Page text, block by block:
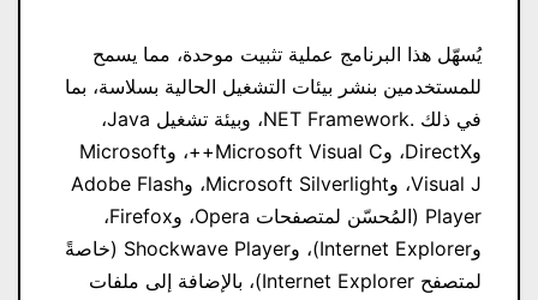
يُسهّل هذا البرنامج عملية تثبيت موحدة، مما يسمح
للمستخدمين بنشر بيئات التشغيل الحالية بسلاسة، بما
في ذلك .NET Framework، وبيئة تشغيل Java،
وDirectX، وMicrosoft Visual C++، وMicrosoft
Visual J، وMicrosoft Silverlight، وAdobe Flash
Player (المُحسّن لمتصفحات Opera، وFirefox،
وInternet Explorer)، وShockwave Player (خاصةً
لمتصفح Internet Explorer)، بالإضافة إلى ملفات